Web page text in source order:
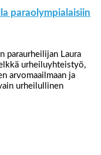
paraolympialaisiin
paraurheilijan Laura
urheiluyhteistyö,
arvomaailmaan ja
urheilullinen